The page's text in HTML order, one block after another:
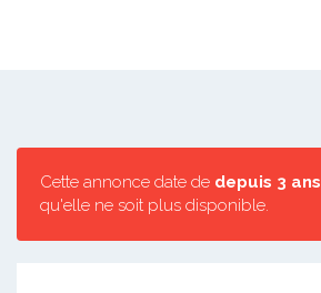
Cette annonce date de depuis 3 ans
qu'elle ne soit plus disponible.